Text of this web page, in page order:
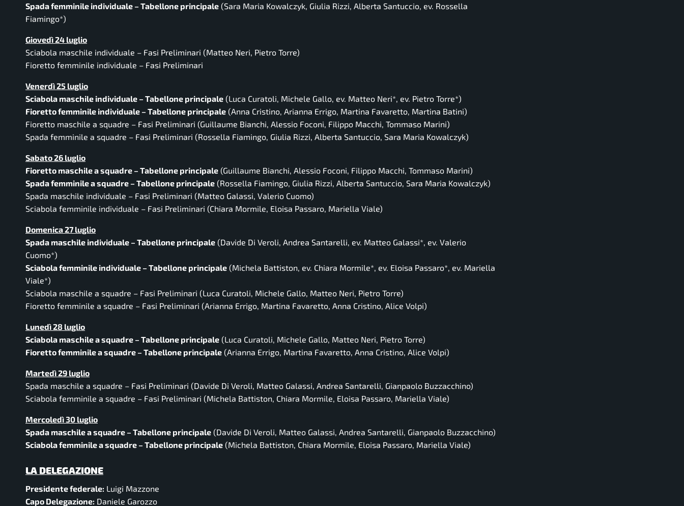
Spada femminile individuale – Tabellone principale (Sara Maria Kowalczyk, Giulia Rizzi, Alberta Santuccio, ev. Rossella
Fiamingo*)
Giovedì 24 luglio
Sciabola maschile individuale – Fasi Preliminari (Matteo Neri, Pietro Torre)
Fioretto femminile individuale – Fasi Preliminari
Venerdì 25 luglio
Sciabola maschile individuale – Tabellone principale (Luca Curatoli, Michele Gallo, ev. Matteo Neri*, ev. Pietro Torre*)
Fioretto femminile individuale – Tabellone principale (Anna Cristino, Arianna Errigo, Martina Favaretto, Martina Batini)
Fioretto maschile a squadre – Fasi Preliminari (Guillaume Bianchi, Alessio Foconi, Filippo Macchi, Tommaso Marini)
Spada femminile a squadre – Fasi Preliminari (Rossella Fiamingo, Giulia Rizzi, Alberta Santuccio, Sara Maria Kowalczyk)
Sabato 26 luglio
Fioretto maschile a squadre – Tabellone principale (Guillaume Bianchi, Alessio Foconi, Filippo Macchi, Tommaso Marini)
Spada femminile a squadre – Tabellone principale (Rossella Fiamingo, Giulia Rizzi, Alberta Santuccio, Sara Maria Kowalczyk)
Spada maschile individuale – Fasi Preliminari (Matteo Galassi, Valerio Cuomo)
Sciabola femminile individuale – Fasi Preliminari (Chiara Mormile, Eloisa Passaro, Mariella Viale)
Domenica 27 luglio
Spada maschile individuale – Tabellone principale (Davide Di Veroli, Andrea Santarelli, ev. Matteo Galassi*, ev. Valerio
Cuomo*)
Sciabola femminile individuale – Tabellone principale (Michela Battiston, ev. Chiara Mormile*, ev. Eloisa Passaro*, ev. Mariella
Viale*)
Sciabola maschile a squadre – Fasi Preliminari (Luca Curatoli, Michele Gallo, Matteo Neri, Pietro Torre)
Fioretto femminile a squadre – Fasi Preliminari (Arianna Errigo, Martina Favaretto, Anna Cristino, Alice Volpi)
Lunedì 28 luglio
Sciabola maschile a squadre – Tabellone principale (Luca Curatoli, Michele Gallo, Matteo Neri, Pietro Torre)
Fioretto femminile a squadre – Tabellone principale (Arianna Errigo, Martina Favaretto, Anna Cristino, Alice Volpi)
Martedì 29 luglio
Spada maschile a squadre – Fasi Preliminari (Davide Di Veroli, Matteo Galassi, Andrea Santarelli, Gianpaolo Buzzacchino)
Sciabola femminile a squadre – Fasi Preliminari (Michela Battiston, Chiara Mormile, Eloisa Passaro, Mariella Viale)
Mercoledì 30 luglio
Spada maschile a squadre – Tabellone principale (Davide Di Veroli, Matteo Galassi, Andrea Santarelli, Gianpaolo Buzzacchino)
Sciabola femminile a squadre – Tabellone principale (Michela Battiston, Chiara Mormile, Eloisa Passaro, Mariella Viale)
LA DELEGAZIONE
Presidente federale: Luigi Mazzone
Capo Delegazione: Daniele Garozzo